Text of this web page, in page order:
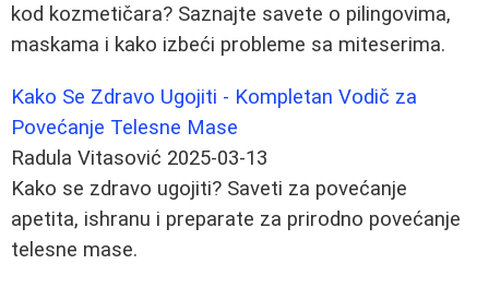
kod kozmetičara? Saznajte savete o pilingovima,
maskama i kako izbeći probleme sa miteserima.
Kako Se Zdravo Ugojiti - Kompletan Vodič za
Povećanje Telesne Mase
Radula Vitasović 2025-03-13
Kako se zdravo ugojiti? Saveti za povećanje
apetita, ishranu i preparate za prirodno povećanje
telesne mase.